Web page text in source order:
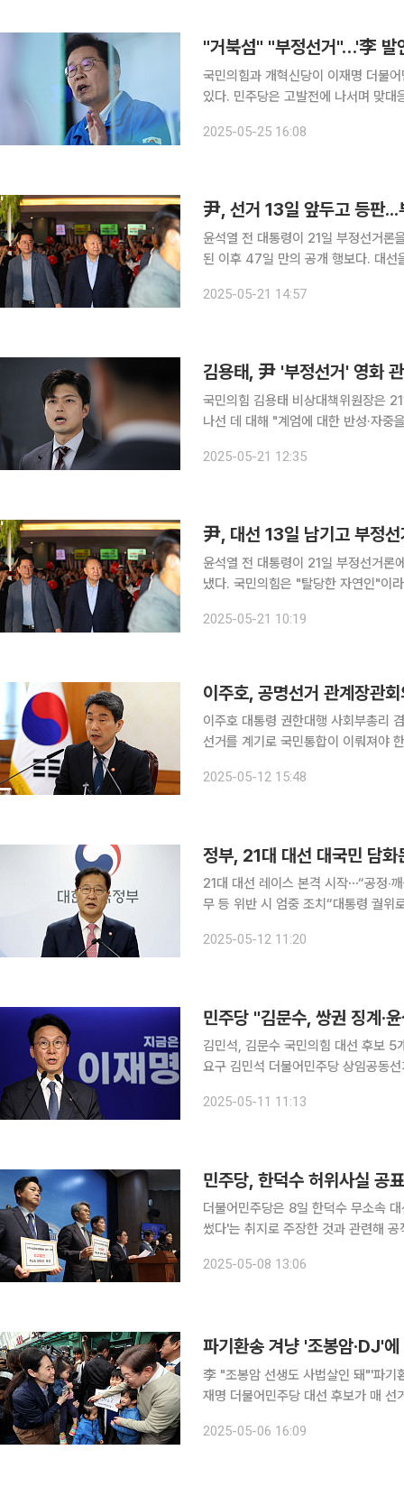
"거북섬" "부정선거"…'李 발
국민의힘과 개혁신당이 이재명 더불
있다. 민주당은 고발전에 나서며 맞대응을 예고했다. 25일 정치권에
재명 후보가 언급한 '거북섬 웨이브파
2025-05-25 16:08
尹, 선거 13일 앞두고 등판
윤석열 전 대통령이 21일 부정선거론
된 이후 47일 만의 공개 행보다. 대선
에서 다큐멘터리 영화인 '부정선거,
2025-05-21 14:57
김용태, 尹 '부정선거' 영화
국민의힘 김용태 비상대책위원장은
나선 데 대해 "계엄에 대한 반성·자중을 할 때 아닌가"
전 대통령은 이날 오전 서울 동대문의
2025-05-21 12:35
尹, 대선 13일 남기고 부정
윤석열 전 대통령이 21일 부정선거론
냈다. 국민의힘은 "탈당한 자연인"이라며 관련 언급에
작품인가'로 한국사 강사 전한길 씨와
2025-05-21 10:19
이주호, 공명선거 관계장관
이주호 대통령 권한대행 사회부총리
선거를 계기로 국민통합이 이뤄져야 한다고 강조했다. 이 권한대행
유포, 선거폭력, 불법 딥페이크 영상
2025-05-12 15:48
정부, 21대 대선 대국민 담
21대 대선 레이스 본격 시작⋯“공정‧
무 등 위반 시 엄중 조치“대통령 궐위로 치
고기동 행정안전부 장관 직무대행은
2025-05-12 11:20
민주당 "김문수, 쌍권 징계·
김민석, 김문수 국민의힘 대선 후보 5
요구 김민석 더불어민주당 상임공동선거대책위원장이 11일 김문수 국민의힘 대선 후보에게 5개 항
입장을 요구했다. 김 위원장
2025-05-11 11:13
민주당, 한덕수 허위사실 공
더불어민주당은 8일 한덕수 무소속
썼다'는 취지로 주장한 것과 관련해
후보는 이재명 후보의 '광주사태'라는
2025-05-08 13:06
파기환송 겨냥 '조봉암·DJ'
李 "조봉암 선생도 사법살인 돼"'파기
재명 더불어민주당 대선 후보가 매
수차례 이어갔다. 이 후보는 6
2025-05-06 16:09